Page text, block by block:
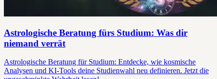
Astrologische Beratung fürs Studium: Was dir
niemand verrät
Astrologische Beratung für Studium: Entdecke, wie kosmische
Analysen und KI-Tools deine Studienwahl neu definieren. Jetzt die